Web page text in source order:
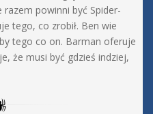
razem powinni być Spider-
tego, co zrobił. Ben wie
tego co on. Barman oferuje
że musi być gdzieś indziej,